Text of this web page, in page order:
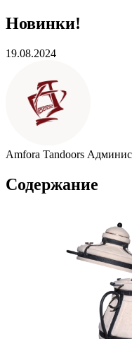
Новинки!
19.08.2024
Amfora Tandoors
Содержание